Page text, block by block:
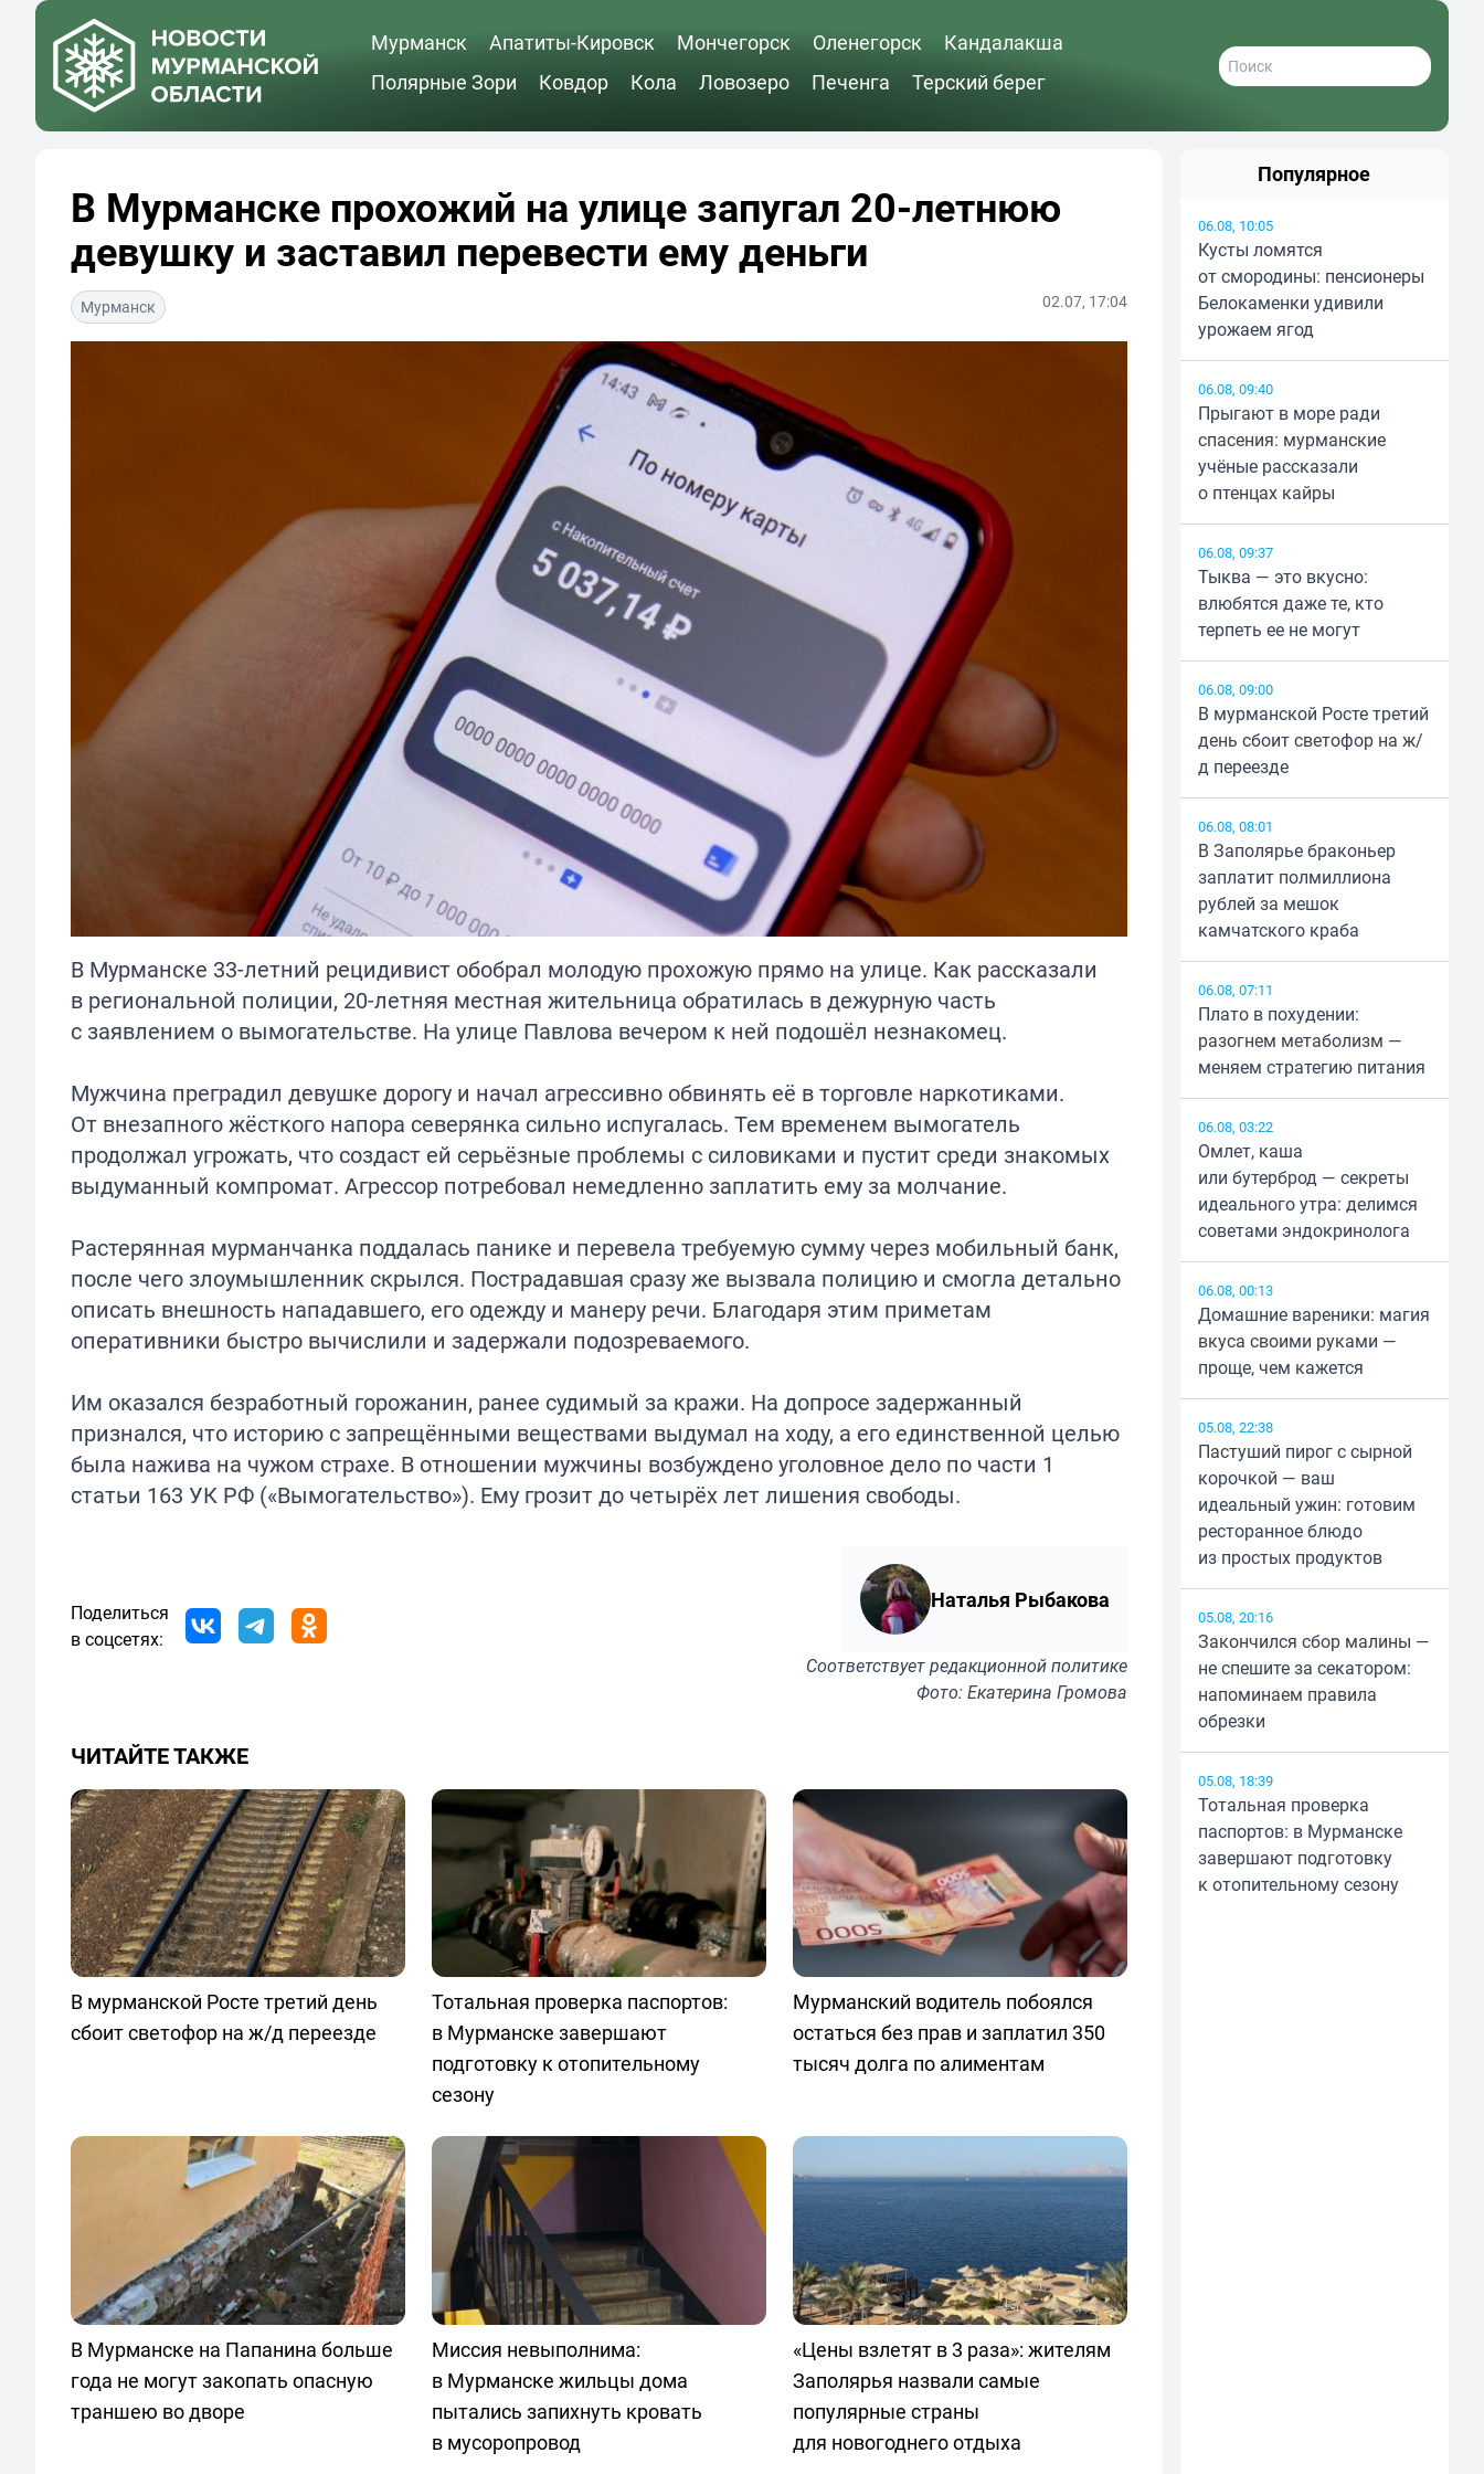
Мурманск Апатиты-Кировск Мончегорск Оленегорск
Кандалакша
Полярные Зори
Ковдор Кола Ловозеро Печенга Терский берег
В Мурманске прохожий на улице запугал 20-летнюю
девушку и заставил перевести ему деньги
Мурманск 02.07, 17:04
В Мурманске 33-летний рецидивист обобрал молодую прохожую прямо на улице. Как рассказали
в региональной полиции, 20-летняя местная жительница обратилась в дежурную часть
с заявлением о вымогательстве. На улице Павлова вечером к ней подошёл незнакомец.
Мужчина преградил девушке дорогу и начал агрессивно обвинять её в торговле наркотиками.
От внезапного жёсткого напора северянка сильно испугалась. Тем временем вымогатель
продолжал угрожать, что создаст ей серьёзные проблемы с силовиками и пустит среди знакомых
выдуманный компромат. Агрессор потребовал немедленно заплатить ему за молчание.
Растерянная мурманчанка поддалась панике и перевела требуемую сумму через мобильный банк,
после чего злоумышленник скрылся. Пострадавшая сразу же вызвала полицию и смогла детально
описать внешность нападавшего, его одежду и манеру речи. Благодаря этим приметам
оперативники быстро вычислили и задержали подозреваемого.
Им оказался безработный горожанин, ранее судимый за кражи. На допросе задержанный
признался, что историю с запрещёнными веществами выдумал на ходу, а его единственной целью
была нажива на чужом страхе. В отношении мужчины возбуждено уголовное дело по части 1
статьи 163 УК РФ («Вымогательство»). Ему грозит до четырёх лет лишения свободы.
Поделиться
в соцсетях:
Наталья Рыбакова
Соответствуетредакционной политике
Фото: Екатерина Громова
ЧИТАЙТЕ ТАКЖЕ
В мурманской Росте третий день
сбоит светофор на ж/д переезде
Тотальная проверка паспортов:
в Мурманске завершают
подготовку к отопительному
сезону
Мурманский водитель побоялся
остаться без прав и заплатил 350
тысяч долга по алиментам
В Мурманске на Папанина больше
года не могут закопать опасную
траншею во дворе
Миссия невыполнима:
в Мурманске жильцы дома
пытались запихнуть кровать
в мусоропровод
«Цены взлетят в 3 раза»: жителям
Заполярья назвали самые
популярные страны
для новогоднего отдыха
Популярное
06.08, 10:05
Кусты ломятся
от смородины: пенсионеры
Белокаменки удивили
урожаем ягод
06.08, 09:40
Прыгают в море ради
спасения: мурманские
учёные рассказали
о птенцах кайры
06.08, 09:37
Тыква — это вкусно:
влюбятся даже те, кто
терпеть ее не могут
06.08, 09:00
В мурманской Росте третий
день сбоит светофор на ж/
д переезде
06.08, 08:01
В Заполярье браконьер
заплатит полмиллиона
рублей за мешок
камчатского краба
06.08, 07:11
Плато в похудении:
разогнем метаболизм —
меняем стратегию питания
06.08, 03:22
Омлет, каша
или бутерброд — секреты
идеального утра: делимся
советами эндокринолога
06.08, 00:13
Домашние вареники: магия
вкуса своими руками —
проще, чем кажется
05.08, 22:38
Пастуший пирог с сырной
корочкой — ваш
идеальный ужин: готовим
ресторанное блюдо
из простых продуктов
05.08, 20:16
Закончился сбор малины —
не спешите за секатором:
напоминаем правила
обрезки
05.08, 18:39
Тотальная проверка
паспортов: в Мурманске
завершают подготовку
к отопительному сезону